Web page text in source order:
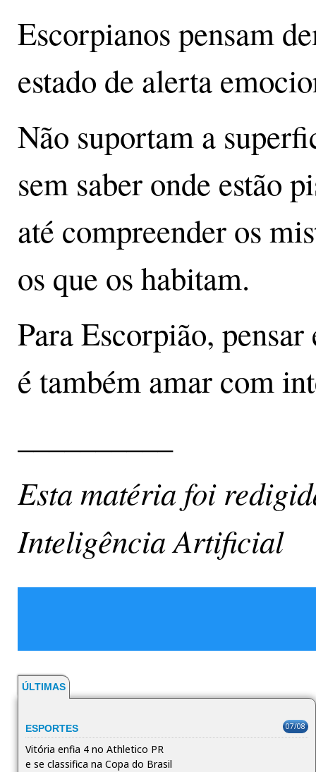
Escorpianos pensam
estado de alerta
Não suportam a
sem saber onde estão
até compreender os
os que os habitam.
Para Escorpião,
é também amar com
Esta matéria foi
Inteligência Artificial
ÚLTIMAS
ESPORTES 07/08
Vitória enfia 4 no Athletico PR
e se classifica na Copa do Brasil